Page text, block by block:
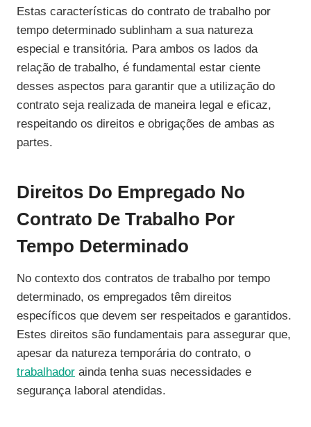
Estas características do contrato de trabalho por
tempo determinado sublinham a sua natureza
especial e transitória. Para ambos os lados da
relação de trabalho, é fundamental estar ciente
desses aspectos para garantir que a utilização do
contrato seja realizada de maneira legal e eficaz,
respeitando os direitos e obrigações de ambas as
partes.
Direitos Do Empregado No
Contrato De Trabalho Por
Tempo Determinado
No contexto dos contratos de trabalho por tempo
determinado, os empregados têm direitos
específicos que devem ser respeitados e garantidos.
Estes direitos são fundamentais para assegurar que,
apesar da natureza temporária do contrato, o
trabalhador ainda tenha suas necessidades e
segurança laboral atendidas.